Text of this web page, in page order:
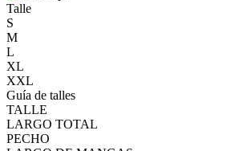
Talle
S
M
L
XL
XXL
Guía de talles
TALLE
LARGO TOTAL
PECHO